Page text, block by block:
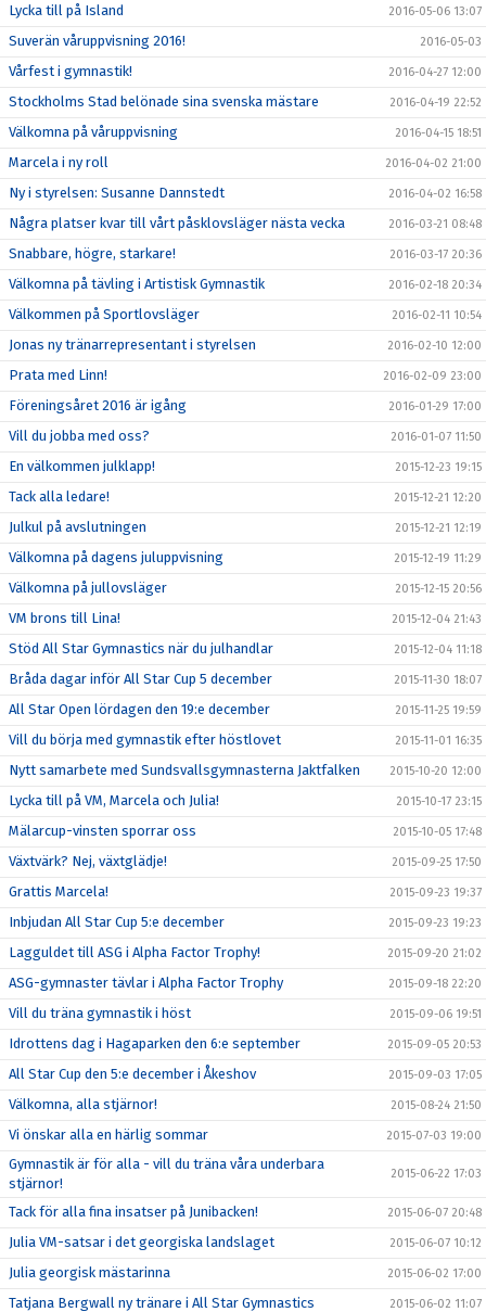
Lycka till på Island 2016-05-06 13:07
Suverän våruppvisning 2016! 2016-05-03
Vårfest i gymnastik! 2016-04-27 12:00
Stockholms Stad belönade sina svenska mästare 2016-04-19 22:52
Välkomna på våruppvisning 2016-04-15 18:51
Marcela i ny roll 2016-04-02 21:00
Ny i styrelsen: Susanne Dannstedt 2016-04-02 16:58
Några platser kvar till vårt påsklovsläger nästa vecka 2016-03-21 08:48
Snabbare, högre, starkare! 2016-03-17 20:36
Välkomna på tävling i Artistisk Gymnastik 2016-02-18 20:34
Välkommen på Sportlovsläger 2016-02-11 10:54
Jonas ny tränarrepresentant i styrelsen 2016-02-10 12:00
Prata med Linn! 2016-02-09 23:00
Föreningsåret 2016 är igång 2016-01-29 17:00
Vill du jobba med oss? 2016-01-07 11:50
En välkommen julklapp! 2015-12-23 19:15
Tack alla ledare! 2015-12-21 12:20
Julkul på avslutningen 2015-12-21 12:19
Välkomna på dagens juluppvisning 2015-12-19 11:29
Välkomna på jullovsläger 2015-12-15 20:56
VM brons till Lina! 2015-12-04 21:43
Stöd All Star Gymnastics när du julhandlar 2015-12-04 11:18
Bråda dagar inför All Star Cup 5 december 2015-11-30 18:07
All Star Open lördagen den 19:e december 2015-11-25 19:59
Vill du börja med gymnastik efter höstlovet 2015-11-01 16:35
Nytt samarbete med Sundsvallsgymnasterna Jaktfalken 2015-10-20 12:00
Lycka till på VM, Marcela och Julia! 2015-10-17 23:15
Mälarcup-vinsten sporrar oss 2015-10-05 17:48
Växtvärk? Nej, växtglädje! 2015-09-25 17:50
Grattis Marcela! 2015-09-23 19:37
Inbjudan All Star Cup 5:e december 2015-09-23 19:23
Lagguldet till ASG i Alpha Factor Trophy! 2015-09-20 21:02
ASG-gymnaster tävlar i Alpha Factor Trophy 2015-09-18 22:20
Vill du träna gymnastik i höst 2015-09-06 19:51
Idrottens dag i Hagaparken den 6:e september 2015-09-05 20:53
All Star Cup den 5:e december i Åkeshov 2015-09-03 17:05
Välkomna, alla stjärnor! 2015-08-24 21:50
Vi önskar alla en härlig sommar 2015-07-03 19:00
Gymnastik är för alla - vill du träna våra underbara
stjärnor!
2015-06-22 17:03
Tack för alla fina insatser på Junibacken! 2015-06-07 20:48
Julia VM-satsar i det georgiska landslaget 2015-06-07 10:12
Julia georgisk mästarinna 2015-06-02 17:00
Tatjana Bergwall ny tränare i All Star Gymnastics 2015-06-02 11:07